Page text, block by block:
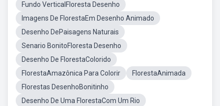
Fundo VerticalFloresta Desenho
Imagens De FlorestaEm Desenho Animado
Desenho DePaisagens Naturais
Senario BonitoFloresta Desenho
Desenho De FlorestaColorido
FlorestaAmazônica Para Colorir
FlorestaAnimada
Florestas DesenhoBonitinho
Desenho De Uma FlorestaCom Um Rio